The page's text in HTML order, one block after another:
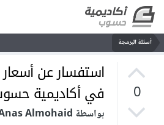
أسئلة البرمجة
0
استفسار عن أسعار
في أكاديمية
بواسطة Anas Almohaid